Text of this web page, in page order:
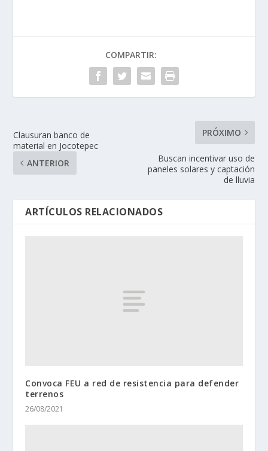
COMPARTIR:
Clausuran banco de
material en Jocotepec
ANTERIOR
PRÓXIMO
Buscan incentivar uso de
paneles solares y captación
de lluvia
ARTÍCULOS RELACIONADOS
Convoca FEU a red de resistencia para defender
terrenos
26/08/2021